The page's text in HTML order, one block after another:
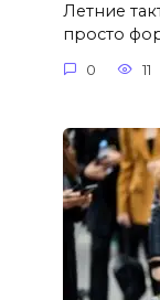
Летние
просто
0 11